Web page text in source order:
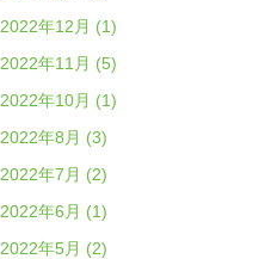
2022年12月 (1)
2022年11月 (5)
2022年10月 (1)
2022年8月 (3)
2022年7月 (2)
2022年6月 (1)
2022年5月 (2)